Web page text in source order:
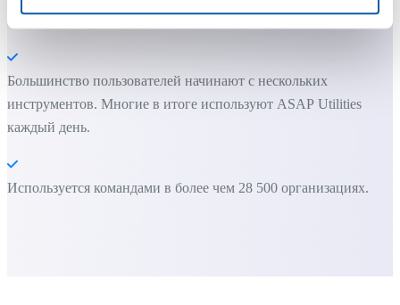
Вы можете начать работу сразу. Обучение не требуется.
Большинство пользователей начинают с нескольких
инструментов. Многие в итоге используют ASAP Utilities
каждый день.
Используется командами в более чем 28 500 организациях.